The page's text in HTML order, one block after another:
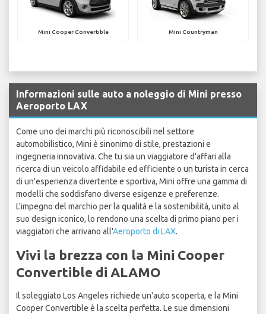
Mini Cooper Convertible Mini Countryman
Informazioni sulle auto a noleggio di Mini presso
Aeroporto LAX
Come uno dei marchi più riconoscibili nel settore
automobilistico, Mini è sinonimo di stile, prestazioni e
ingegneria innovativa. Che tu sia un viaggiatore d'affari alla
ricerca di un veicolo affidabile ed efficiente o un turista in cerca
di un'esperienza divertente e sportiva, Mini offre una gamma di
modelli che soddisfano diverse esigenze e preferenze.
L'impegno del marchio per la qualità e la sostenibilità, unito al
suo design iconico, lo rendono una scelta di primo piano per i
viaggiatori che arrivano all'Aeroporto di LAX.
Vivi la brezza con la Mini Cooper
Convertible di ALAMO
Il soleggiato Los Angeles richiede un'auto scoperta, e la Mini
Cooper Convertible è la scelta perfetta. Le sue dimensioni